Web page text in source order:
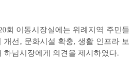
회 이동시장실에는 위례지역 주민들
개선 , 문화시설 확충, 생활 인프라 보
하남시장에게 의견을 제시하였다.